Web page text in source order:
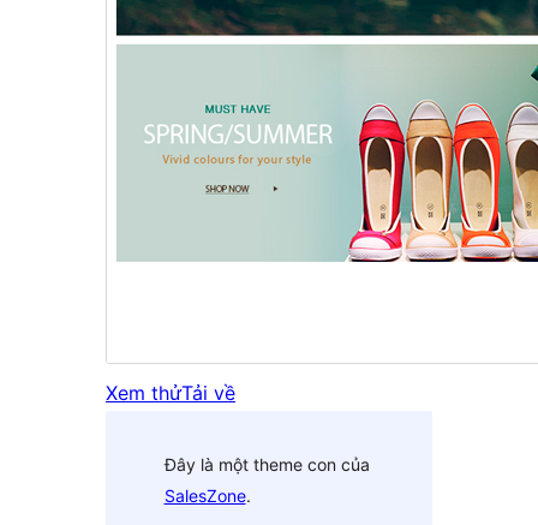
Xem thửTải về
Đây là một theme con của
SalesZone.